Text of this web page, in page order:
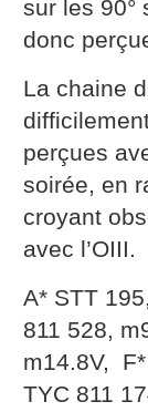
sur les 90°
donc
La chaine
perçues
soirée, en
croyant
avec l’OIII.
A* STT
811 528,
m14.8V,
TYC 811